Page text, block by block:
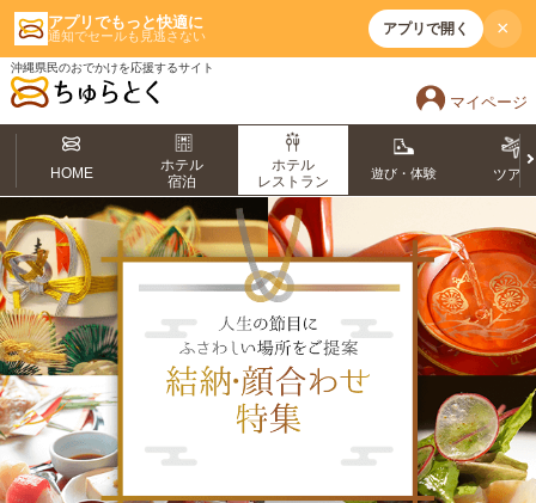
アプリでもっと快適に
通知でセールも見逃さない アプリで開く ×
沖縄県民のおでかけを応援するサイト
マイページ
HOME
ホテル
宿泊
ホテル
レストラン
遊び・体験 ツアー